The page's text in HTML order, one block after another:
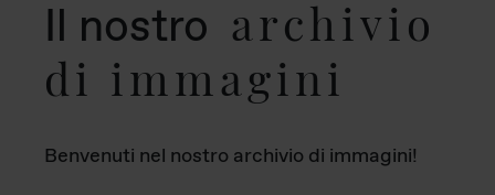
Il nostro archivio
di immagini
Benvenuti nel nostro archivio di immagini!